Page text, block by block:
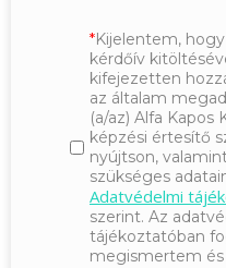
Kijelentem,
kérdőív
kifejezetten
az általam
(a/az) Alfa Kapos
képzési értesítő
nyújtson,
szükséges
Adatvédelmi
szerint. Az
tájékoztatóban
megismertem